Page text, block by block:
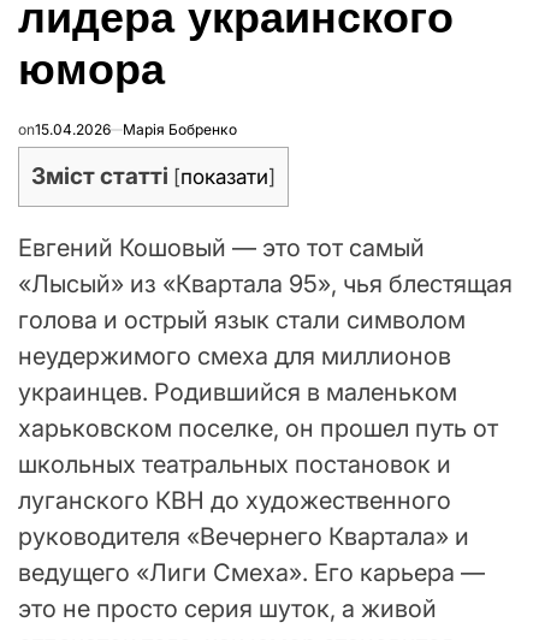
лидера украинского
юмора
on15.04.2026 Марія Бобренко
Зміст статті [показати]
Евгений Кошовый — это тот самый
«Лысый» из «Квартала 95», чья блестящая
голова и острый язык стали символом
неудержимого смеха для миллионов
украинцев. Родившийся в маленьком
харьковском поселке, он прошел путь от
школьных театральных постановок и
луганского КВН до художественного
руководителя «Вечернего Квартала» и
ведущего «Лиги Смеха». Его карьера —
это не просто серия шуток, а живой